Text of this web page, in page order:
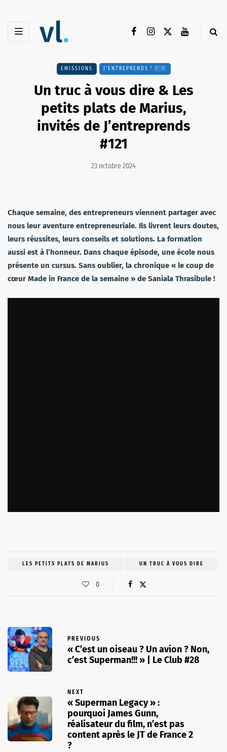
EMISSIONS J'ENTREPRENDS ! 🇫🇷
Un truc à vous dire & Les
petits plats de Marius,
invités de J’entreprends
#121
23 octobre 2024
Chaque semaine, des entrepreneurs viennent partager avec
nous leur aventure entrepreneuriale. Ils livrent leurs doutes,
leurs réussites, leurs conseils et solutions. La formation
aussi est à l’honneur. Dans chaque épisode, une école nous
présente un cursus. Sans oublier, la chronique « le coup de
cœur Made in France de la semaine » de Saniala Thrasibule !
LES PETITS PLATS DE MARIUS UN TRUC À VOUS DIRE
0
PREVIOUS
« C’est un oiseau ? Un avion ? Non,
c’est Superman!!! » | Le Club #28
NEXT
« Superman Legacy » :
pourquoi James Gunn,
réalisateur du film, n’est pas
content après le JT de France 2
?